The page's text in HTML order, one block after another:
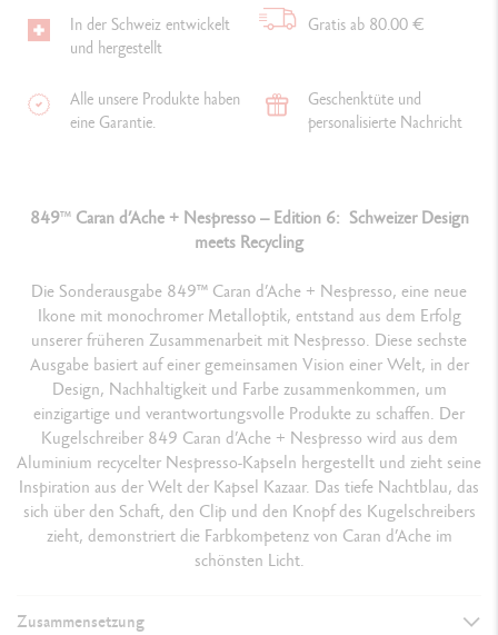
In der Schweiz entwickelt
und hergestellt
Gratis ab 80.00 €
Alle unsere Produkte haben
eine Garantie.
Geschenktüte und
personalisierte Nachricht
849™Caran d’Ache + Nespresso – Edition 6: Schweizer Design
meets Recycling
Die Sonderausgabe 849™ Caran d’Ache + Nespresso, eine neue
Ikone mit monochromer Metalloptik, entstand aus dem Erfolg
unserer früheren Zusammenarbeit mit Nespresso. Diese sechste
Ausgabe basiert auf einer gemeinsamen Vision einer Welt, in der
Design, Nachhaltigkeit und Farbe zusammenkommen, um
einzigartige und verantwortungsvolle Produkte zu schaffen. Der
Kugelschreiber 849 Caran d’Ache + Nespresso wird aus dem
Aluminium recycelter Nespresso-Kapseln hergestellt und zieht seine
Inspiration aus der Welt der Kapsel Kazaar. Das tiefe Nachtblau, das
sich über den Schaft, den Clip und den Knopf des Kugelschreibers
zieht, demonstriert die Farbkompetenz von Caran d’Ache im
schönsten Licht.
Zusammensetzung